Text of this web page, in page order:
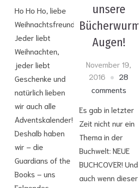
Ho Ho Ho, liebe
Weihnachtsfreunde!
Jeder liebt
Weihnachten,
jeder liebt
Geschenke und
natürlich lieben
wir auch alle
Adventskalender!
Deshalb haben
wir – die
Guardians of the
Books – uns
unsere
Bücherwurm-
Augen!
November 19,
2016
28
comments
Es gab in letzter
Zeit nicht nur ein
Thema in der
Buchwelt: NEUE
BUCHCOVER! Und
auch wenn dieser